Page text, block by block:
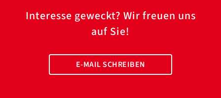
Interesse geweckt? Wir freuen uns
auf Sie!
E-MAIL SCHREIBEN